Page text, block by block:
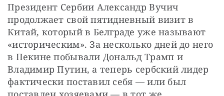
Президент Сербии Александр Вучич
продолжает свой пятидневный визит в
Китай, который в Белграде уже называют
«историческим». За несколько дней до него
в Пекине побывали Дональд Трамп и
Владимир Путин, а теперь сербский лидер
фактически поставил себя — или был